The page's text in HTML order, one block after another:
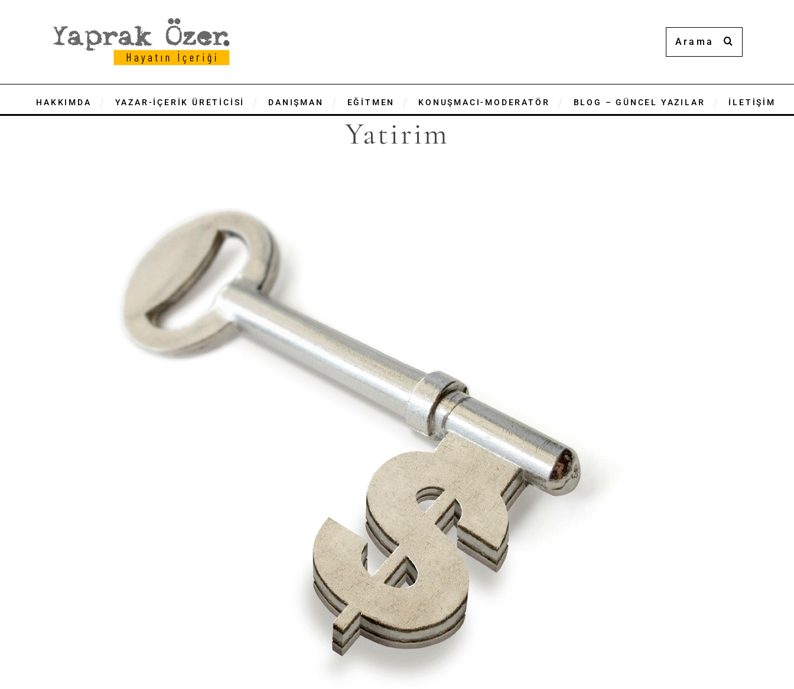
HAKKIMDA YAZAR-İÇERİK ÜRETİCİSİ DANIŞMAN EĞİTMEN KONUŞMACI-MODERATÖR BLOG – GÜNCEL YAZILAR İLETİŞİM
Yatirim